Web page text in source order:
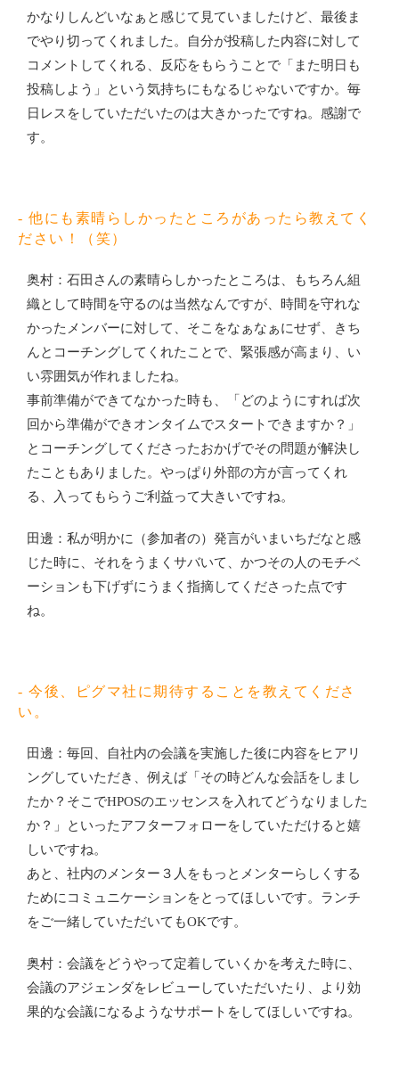
かなりしんどいなぁと感じて見ていましたけど、最後ま
でやり切ってくれました。自分が投稿した内容に対して
コメントしてくれる、反応をもらうことで「また明日も
投稿しよう」という気持ちにもなるじゃないですか。毎
日レスをしていただいたのは大きかったですね。感謝で
す。
- 他にも素晴らしかったところがあったら教えてく
ださい！（笑）
奥村：石田さんの素晴らしかったところは、もちろん組
織として時間を守るのは当然なんですが、時間を守れな
かったメンバーに対して、そこをなぁなぁにせず、きち
んとコーチングしてくれたことで、緊張感が高まり、い
い雰囲気が作れましたね。
事前準備ができてなかった時も、「どのようにすれば次
回から準備ができオンタイムでスタートできますか？」
とコーチングしてくださったおかげでその問題が解決し
たこともありました。やっぱり外部の方が言ってくれ
る、入ってもらうご利益って大きいですね。
田邊：私が明かに（参加者の）発言がいまいちだなと感
じた時に、それをうまくサバいて、かつその人のモチベ
ーションも下げずにうまく指摘してくださった点です
ね。
- 今後、ピグマ社に期待することを教えてくださ
い。
田邊：毎回、自社内の会議を実施した後に内容をヒアリ
ングしていただき、例えば「その時どんな会話をしまし
たか？そこでHPOSのエッセンスを入れてどうなりました
か？」といったアフターフォローをしていただけると嬉
しいですね。
あと、社内のメンター３人をもっとメンターらしくする
ためにコミュニケーションをとってほしいです。ランチ
をご一緒していただいてもOKです。
奥村：会議をどうやって定着していくかを考えた時に、
会議のアジェンダをレビューしていただいたり、より効
果的な会議になるようなサポートをしてほしいですね。